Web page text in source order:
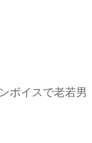
ボイスで老若男